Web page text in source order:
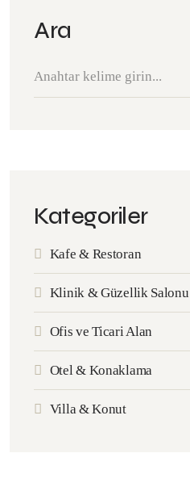
Ara
Kategoriler
Kafe & Restoran
Klinik & Güzellik Salonu
Ofis ve Ticari Alan
Otel & Konaklama
Villa & Konut